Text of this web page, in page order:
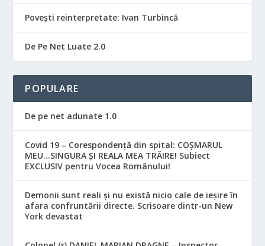
Povești reinterpretate: Ivan Turbincă
De Pe Net Luate 2.0
POPULARE
De pe net adunate 1.0
Covid 19 – Corespondență din spital: COȘMARUL
MEU…SINGURA ȘI REALA MEA TRĂIRE! Subiect
EXCLUSIV pentru Vocea Românului!
Demonii sunt reali și nu există nicio cale de ieșire în
afara confruntării directe. Scrisoare dintr-un New
York devastat